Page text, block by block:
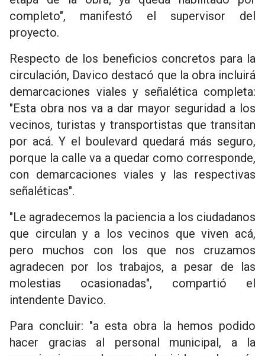
completo", manifestó el supervisor del
proyecto.
Respecto de los beneficios concretos para la
circulación, Davico destacó que la obra incluirá
demarcaciones viales y señalética completa:
"Esta obra nos va a dar mayor seguridad a los
vecinos, turistas y transportistas que transitan
por acá. Y el boulevard quedará más seguro,
porque la calle va a quedar como corresponde,
con demarcaciones viales y las respectivas
señaléticas".
"Le agradecemos la paciencia a los ciudadanos
que circulan y a los vecinos que viven acá,
pero muchos con los que nos cruzamos
agradecen por los trabajos, a pesar de las
molestias ocasionadas", compartió el
intendente Davico.
Para concluir: "a esta obra la hemos podido
hacer gracias al personal municipal, a la